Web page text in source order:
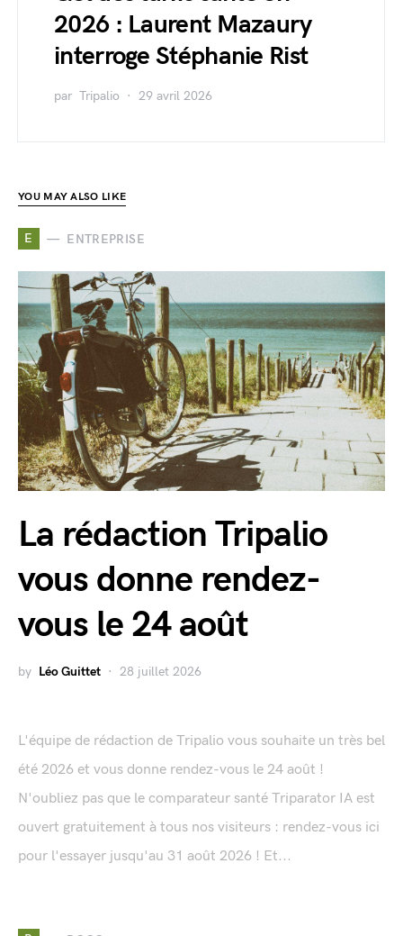
2026 : Laurent Mazaury
interroge Stéphanie Rist
par Tripalio 29 avril 2026
YOU MAY ALSO LIKE
E ENTREPRISE
La rédaction Tripalio
vous donne rendez-
vous le 24 août
by Léo Guittet 28 juillet 2026
L'équipe de rédaction de Tripalio vous souhaite un très bel
été 2026 et vous donne rendez-vous le 24 août !
N'oubliez pas que le comparateur santé Triparator IA est
ouvert gratuitement à tous nos visiteurs : rendez-vous ici
pour l'essayer jusqu'au 31 août 2026 ! Et...